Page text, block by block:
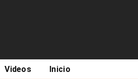
Videos Inicio